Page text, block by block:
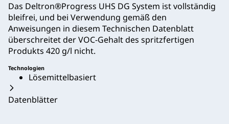
Das Deltron®Progress UHS DG System ist vollständig
bleifrei, und bei Verwendung gemäß den
Anweisungen in diesem Technischen Datenblatt
überschreitet der VOC-Gehalt des spritzfertigen
Produkts 420 g/l nicht.
Technologien
Lösemittelbasiert
Datenblätter